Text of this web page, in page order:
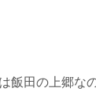
飯田の上郷な
。